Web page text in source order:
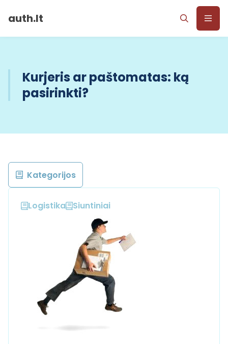
auth.lt
Kurjeris ar paštomatas: ką
pasirinkti?
Logistika Siuntiniai
Kategorijos